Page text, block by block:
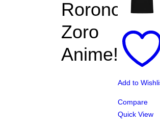
Roronoa
Zoro
Anime!
Add to
Compare
Quick View